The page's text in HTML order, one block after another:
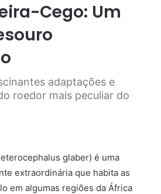
Cego: Um
adaptações e
roedor mais peculiar do
glaber) é uma
extraordinária que habita as
em algumas regiões da África